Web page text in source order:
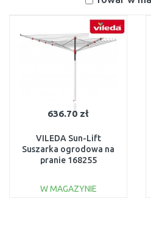
636.70 zł
VILEDA Sun-Lift
Suszarka ogrodowa na
pranie 168255
W MAGAZYNIE